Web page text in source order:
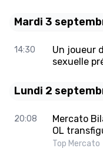
Mardi 3
14:30
Un joueur
sexuelle
Lundi 2
20:08
Mercato
OL
Top Mercato